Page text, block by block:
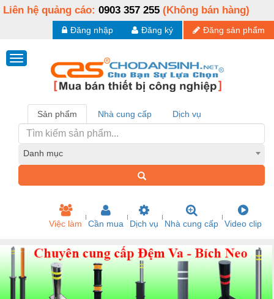
Liên hệ quảng cáo: 0903 357 255 (Không bán hàng)
Đăng sản phẩm
Đăng ký
Đăng nhập
Sản phẩm Nhà cung cấp Dịch vụ
Danh mục
Việc làm Cần mua Dịch vụ Nhà cung cấp Video clip